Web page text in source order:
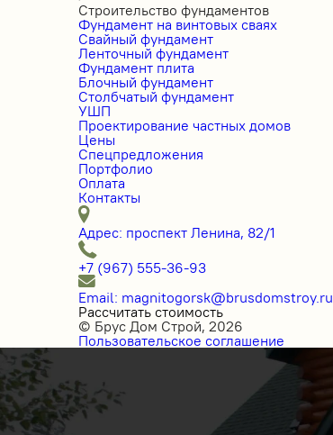
Строительство фундаментов
Фундамент на винтовых сваях
Свайный фундамент
Ленточный фундамент
Фундамент плита
Блочный фундамент
Столбчатый фундамент
УШП
Проектирование частных домов
Цены
Спецпредложения
Портфолио
Оплата
Контакты
Адрес: проспект Ленина, 82/1
+7 (967) 555-36-93
Email: magnitogorsk@brusdomstroy.ru
Рассчитать стоимость
© Брус Дом Строй, 2026
Пользовательское соглашение